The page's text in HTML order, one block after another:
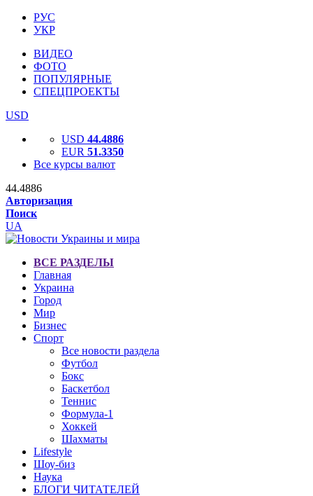
РУС
УКР
ВИДЕО
ФОТО
ПОПУЛЯРНЫЕ
СПЕЦПРОЕКТЫ
USD
USD 44.4886
EUR 51.3350
Все курсы валют
44.4886
Авторизация
Поиск
UA
ВСЕ РАЗДЕЛЫ
Главная
Украина
Город
Мир
Бизнес
Спорт
Все новости раздела
Футбол
Бокс
Баскетбол
Теннис
Формула-1
Хоккей
Шахматы
Lifestyle
Шоу-биз
Наука
БЛОГИ ЧИТАТЕЛЕЙ